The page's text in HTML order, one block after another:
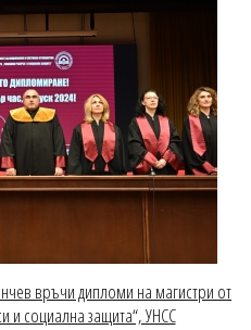
връчи дипломи на магистри от
и социална защита“, УНСС